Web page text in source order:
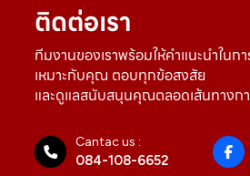
ติดต่อเรา
ทีมงานของเราพร้อมให้คำแนะนำในก
เหมาะกับคุณ ตอบทุกข้อสงสัย
และดูแลสนับสนุนคุณตลอดเส้นทางก
Cantac us :
084-108-6652